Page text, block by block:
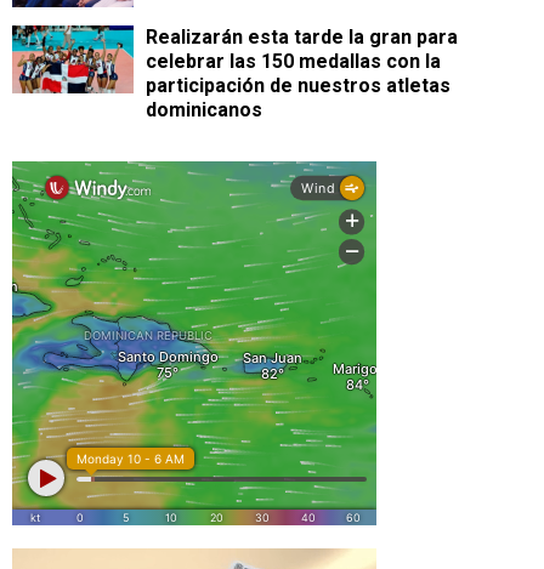
Realizarán esta tarde la gran para
celebrar las 150 medallas con la
participación de nuestros atletas
dominicanos